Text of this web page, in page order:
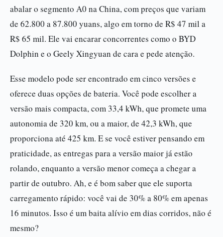
abalar o segmento A0 na China, com preços que variam
de 62.800 a 87.800 yuans, algo em torno de R$ 47 mil a
R$ 65 mil. Ele vai encarar concorrentes como o BYD
Dolphin e o Geely Xingyuan de cara e pede atenção.
Esse modelo pode ser encontrado em cinco versões e
oferece duas opções de bateria. Você pode escolher a
versão mais compacta, com 33,4 kWh, que promete uma
autonomia de 320 km, ou a maior, de 42,3 kWh, que
proporciona até 425 km. E se você estiver pensando em
praticidade, as entregas para a versão maior já estão
rolando, enquanto a versão menor começa a chegar a
partir de outubro. Ah, e é bom saber que ele suporta
carregamento rápido: você vai de 30% a 80% em apenas
16 minutos. Isso é um baita alívio em dias corridos, não é
mesmo?